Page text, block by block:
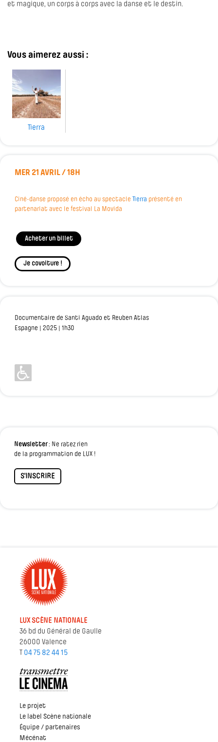
et magique, un corps à corps avec la danse et le destin.
Vous aimerez aussi :
Tierra
MER 21 AVRIL / 18H
Ciné-danse proposé en écho au spectacle Tierra présenté en
partenariat avec le festival La Movida
Acheter un billet
Je covoiture !
Documentaire de Santi Aguado et Reuben Atlas
Espagne | 2025 | 1h30
Newsletter: Ne ratez rien
de la programmation de LUX !
S'INSCRIRE
LUX SCÈNE NATIONALE
36 bd du Général de Gaulle
26000 Valence
T 04 75 82 44 15
Le projet
Le label Scène nationale
Équipe / partenaires
Mécénat